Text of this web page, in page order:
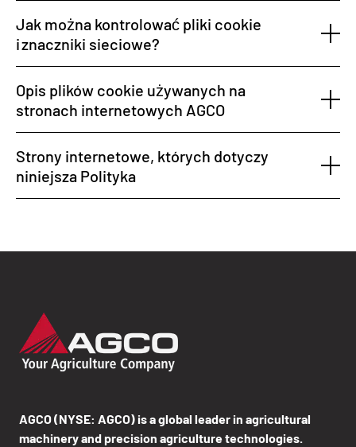
Jak można kontrolować pliki cookie
i znaczniki sieciowe?
Opis plików cookie używanych na
stronach internetowych AGCO
Strony internetowe, których dotyczy
niniejsza Polityka
AGCO (NYSE: AGCO) is a global leader in agricultural
machinery and precision agriculture technologies.